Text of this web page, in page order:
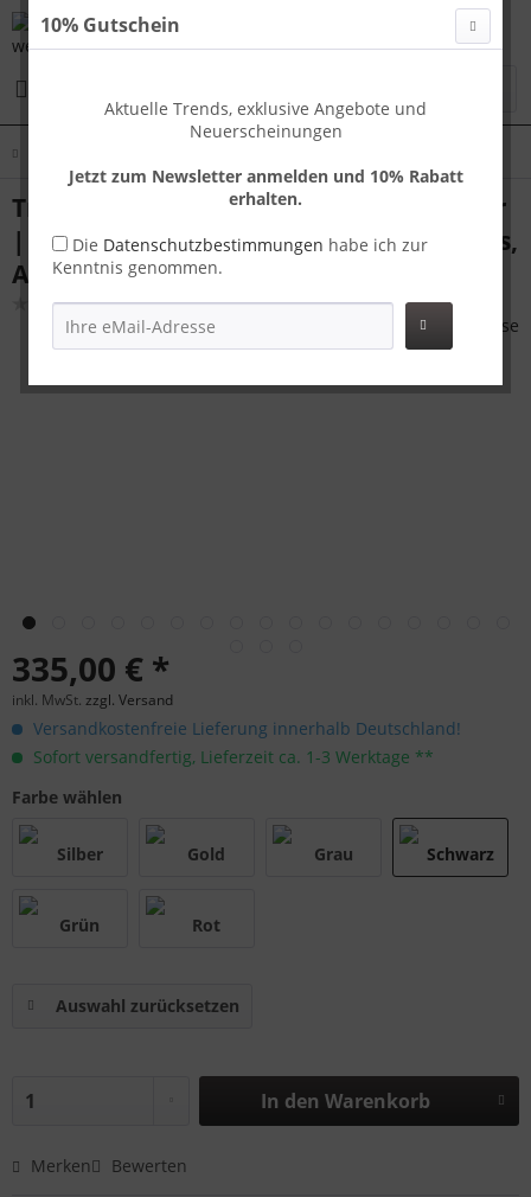
Travelhouse London Kofferset S+L Silber
| Polycarbonat-Hartschale | TSA-Schloss,
Aluminiumrahmen
335,00 € *
inkl. MwSt. zzgl. Versand
Versandkostenfreie Lieferung innerhalb Deutschland!
Sofort versandfertig, Lieferzeit ca. 1-3 Werktage **
Farbe wählen
Auswahl zurücksetzen
In den Warenkorb
Merken Bewerten
10% Gutschein
Aktuelle Trends, exklusive Angebote und
Neuerscheinungen
Jetzt zum Newsletter anmelden und 10% Rabatt
erhalten.
Die Datenschutzbestimmungen habe ich zur
Kenntnis genommen.